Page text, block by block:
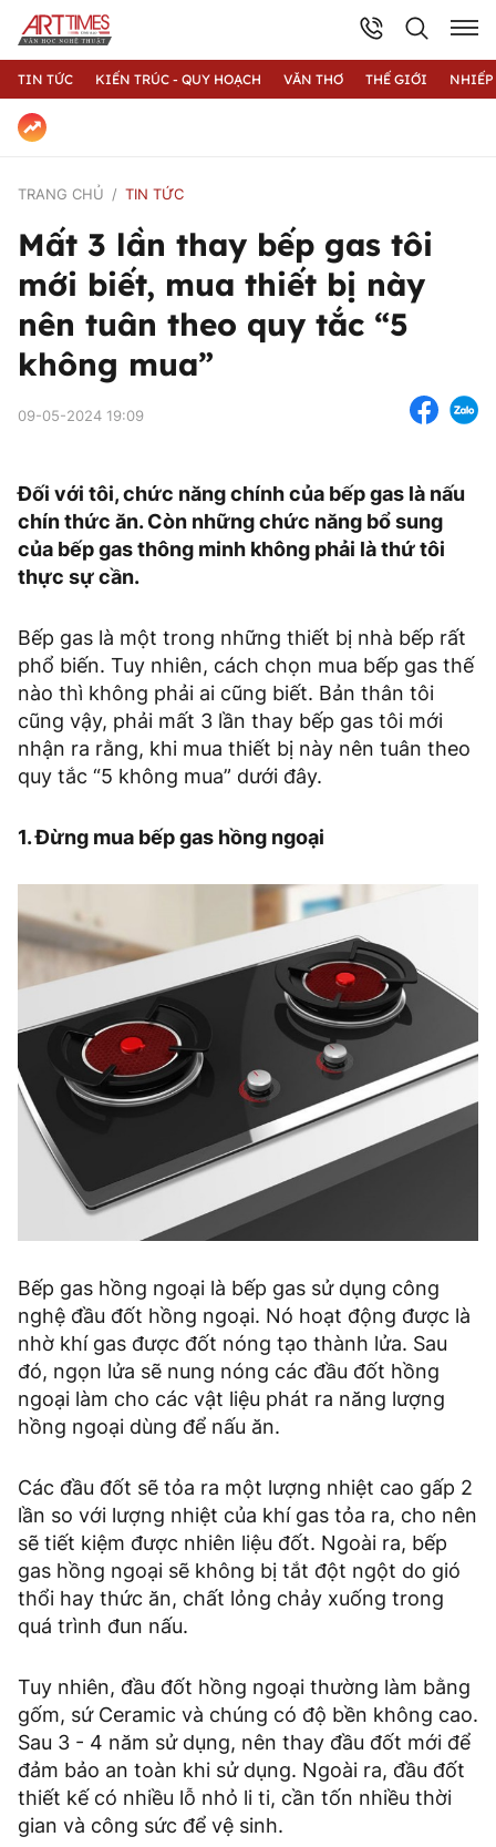
TIN TỨC KIẾN TRÚC - QUY HOẠCH VĂN THƠ THẾ GIỚI
TRANG CHỦ TIN TỨC
Mất 3 lần thay bếp gas tôi
mới biết, mua thiết bị này
nên tuân theo quy tắc “5
không mua”
09-05-2024 19:09
Đối với tôi, chức năng chính của bếp gas là nấu
chín thức ăn. Còn những chức năng bổ sung
của bếp gas thông minh không phải là thứ tôi
thực sự cần.
Bếp gas là một trong những thiết bị nhà bếp rất
phổ biến. Tuy nhiên, cách chọn mua bếp gas thế
nào thì không phải ai cũng biết. Bản thân tôi
cũng vậy, phải mất 3 lần thay bếp gas tôi mới
nhận ra rằng, khi mua thiết bị này nên tuân theo
quy tắc “5 không mua” dưới đây.
1. Đừng mua bếp gas hồng ngoại
Bếp gas hồng ngoại là bếp gas sử dụng công
nghệ đầu đốt hồng ngoại. Nó hoạt động được là
nhờ khí gas được đốt nóng tạo thành lửa. Sau
đó, ngọn lửa sẽ nung nóng các đầu đốt hồng
ngoại làm cho các vật liệu phát ra năng lượng
hồng ngoại dùng để nấu ăn.
Các đầu đốt sẽ tỏa ra một lượng nhiệt cao gấp 2
lần so với lượng nhiệt của khí gas tỏa ra, cho nên
sẽ tiết kiệm được nhiên liệu đốt. Ngoài ra, bếp
gas hồng ngoại sẽ không bị tắt đột ngột do gió
thổi hay thức ăn, chất lỏng chảy xuống trong
quá trình đun nấu.
Tuy nhiên, đầu đốt hồng ngoại thường làm bằng
gốm, sứ Ceramic và chúng có độ bền không cao.
Sau 3 - 4 năm sử dụng, nên thay đầu đốt mới để
đảm bảo an toàn khi sử dụng. Ngoài ra, đầu đốt
thiết kế có nhiều lỗ nhỏ li ti, cần tốn nhiều thời
gian và công sức để vệ sinh.